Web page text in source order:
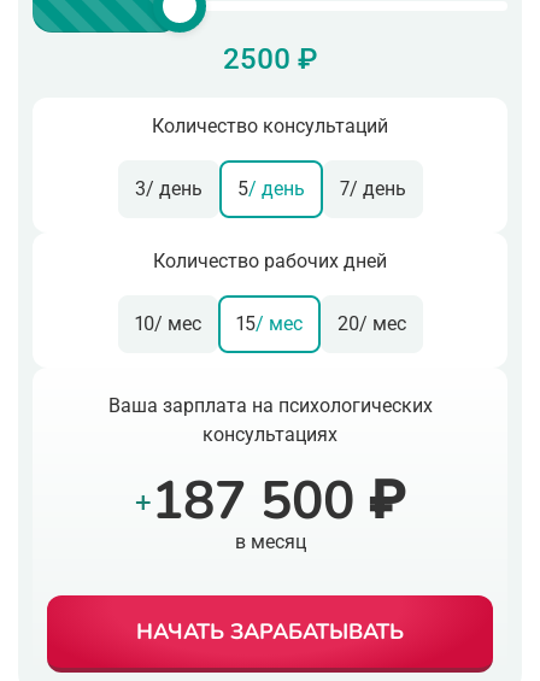
2500 ₽
Количество консультаций
3/ день 5/ день 7/ день
Количество рабочих дней
10/ мес 15/ мес 20/ мес
Ваша зарплата на психологических
консультациях
+187 500 ₽
в месяц
НАЧАТЬ ЗАРАБАТЫВАТЬ